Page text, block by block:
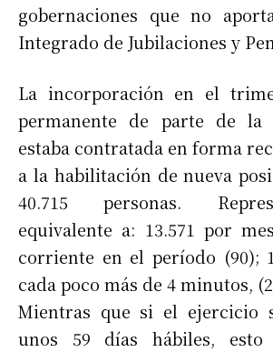
gobernaciones que no
Integrado de Jubilaciones y
La incorporación en el
permanente de parte de la
estaba contratada en forma
a la habilitación de nueva
40.715 personas.
equivalente a: 13.571 por
corriente en el período (90);
cada poco más de 4 minutos,
Mientras que si el ejercicio
unos 59 días hábiles,